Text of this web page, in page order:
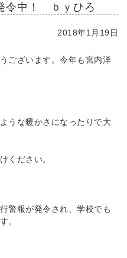
令中！ ｂｙひろ
2018年1月19日
ございます。今年も宮内洋
うな暖かさになったりで大
ください。
警報が発令され、学校でも
。